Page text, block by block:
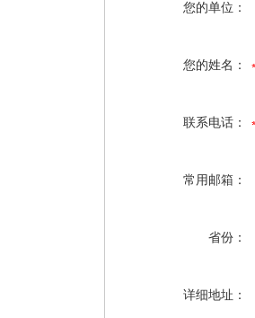
您的单位：
您的姓名：
联系电话：
常用邮箱：
省份：
详细地址：